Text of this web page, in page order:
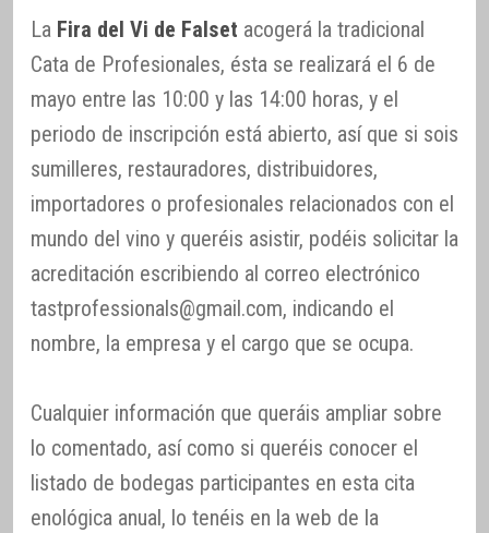
La Fira del Vi de Falset acogerá la tradicional
Cata de Profesionales, ésta se realizará el 6 de
mayo entre las 10:00 y las 14:00 horas, y el
periodo de inscripción está abierto, así que si sois
sumilleres, restauradores, distribuidores,
importadores o profesionales relacionados con el
mundo del vino y queréis asistir, podéis solicitar la
acreditación escribiendo al correo electrónico
tastprofessionals@gmail.com, indicando el
nombre, la empresa y el cargo que se ocupa.
Cualquier información que queráis ampliar sobre
lo comentado, así como si queréis conocer el
listado de bodegas participantes en esta cita
enológica anual, lo tenéis en la web de la